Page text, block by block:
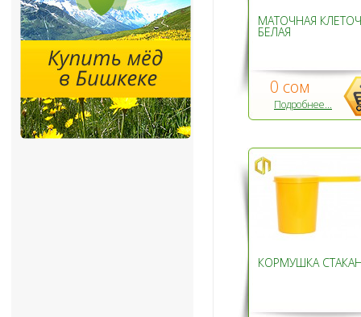
МАТОЧНАЯ
БЕЛАЯ
0 сом
Подробнее...
КОРМУШКА